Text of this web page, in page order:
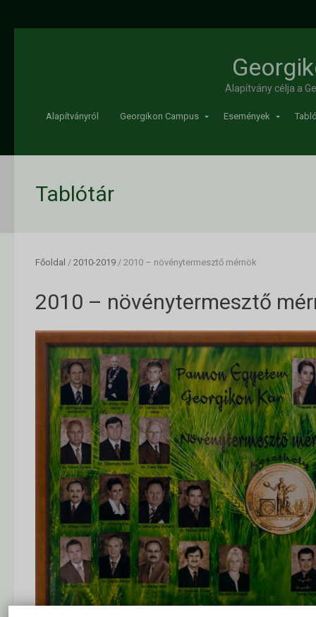
Alapítvány célja a
Alapítványról Georgikon Campus Események
Tablótár
Főoldal / 2010-2019 / 2010 – növénytermesztő mérnök
2010 – növénytermesztő